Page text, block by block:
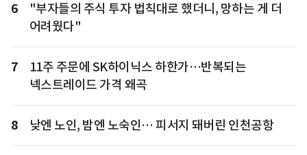
6
"부자들의 주식 투자 법칙대로 했더니, 망하는 게 더
어려웠다"
7
11주 주문에 SK하이닉스 하한가…반복되는
넥스트레이드 가격 왜곡
8 낮엔 노인, 밤엔 노숙인… 피서지 돼버린 인천공항